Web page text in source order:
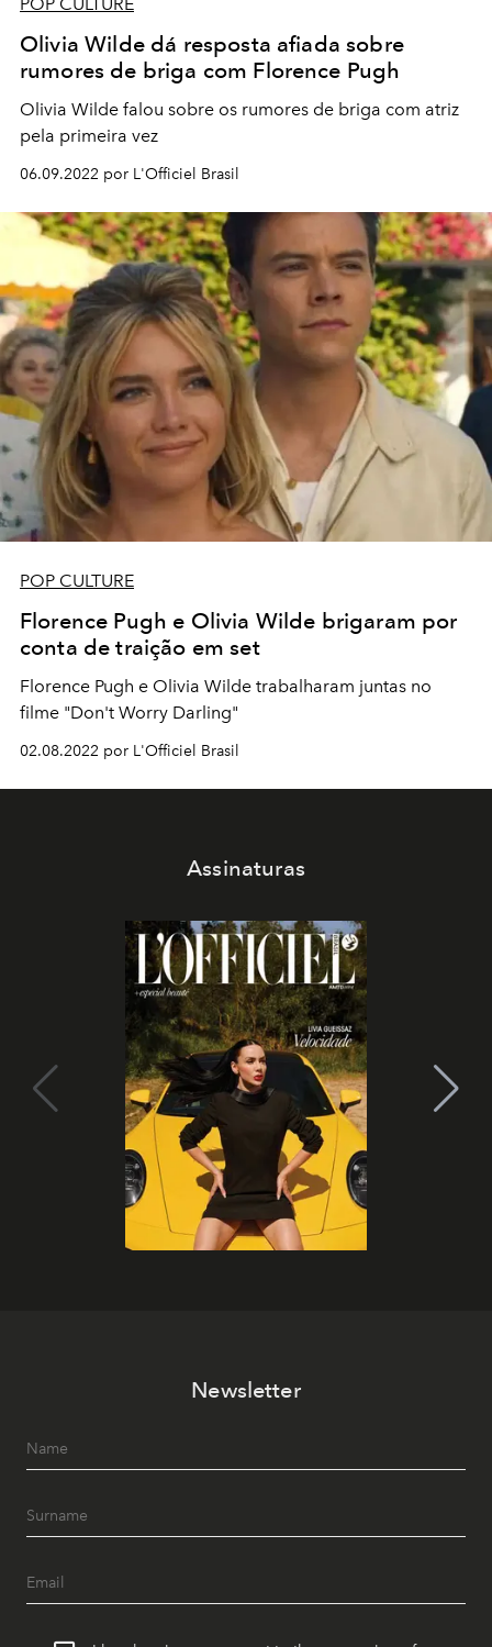
Olivia Wilde dá resposta afiada sobre
rumores de briga com Florence Pugh
Olivia Wilde falou sobre os rumores de briga com atriz
pela primeira vez
06.09.2022 por L'Officiel Brasil
POP CULTURE
Florence Pugh e Olivia Wilde brigaram por
conta de traição em set
Florence Pugh e Olivia Wilde trabalharam juntas no
filme "Don't Worry Darling"
02.08.2022 por L'Officiel Brasil
Assinaturas
Newsletter